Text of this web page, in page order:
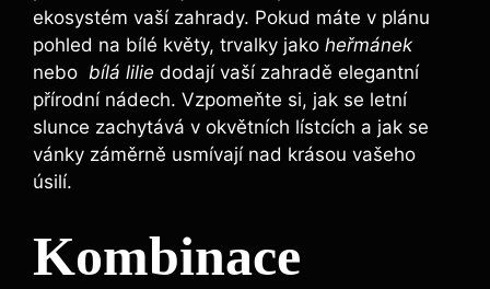
ekosystém vaší zahrady. Pokud máte v plánu
pohled na ⁣bílé květy, trvalky jako‌ heřmánek
nebo ⁤ bílá⁤ lilie dodají vaší zahradě‍ elegantní
přírodní nádech.‌ Vzpomeňte si, jak se letní
slunce zachytává ⁤v okvětních ⁢lístcích a ⁢jak se
vánky ‍záměrně usmívají nad krásou vašeho
úsilí.
Kombinace